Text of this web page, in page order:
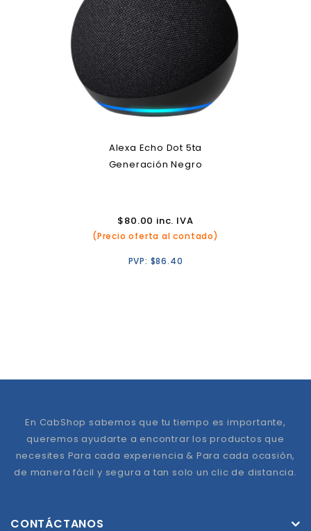
Alexa Echo Dot 5ta
Generación Negro
$80.00 inc. IVA
(Precio oferta al contado)
PVP: $86.40
En CabShop sabemos que tu tiempo es importante,
queremos ayudarte a encontrar los productos que
necesites Para cada experiencia & Para cada ocasión,
de manera fácil y segura a tan solo un clic de distancia.
CONTÁCTANOS